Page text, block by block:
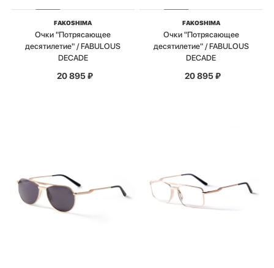
FAKOSHIMA
Очки "Потрясающее
десятилетие" / FABULOUS
DECADE
20 895₽
FAKOSHIMA
Очки "Потрясающее
десятилетие" / FABULOUS
DECADE
20 895₽